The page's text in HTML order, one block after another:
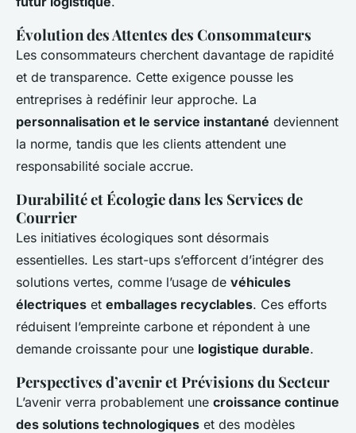
Évolution des Attentes des Consommateurs
Les consommateurs cherchent davantage de rapidité
et de transparence. Cette exigence pousse les
entreprises à redéfinir leur approche. La
personnalisation et le service instantané deviennent
la norme, tandis que les clients attendent une
responsabilité sociale accrue.
Durabilité et Écologie dans les Services de
Courrier
Les initiatives écologiques sont désormais
essentielles. Les start-ups s’efforcent d’intégrer des
solutions vertes, comme l’usage de véhicules
électriques et emballages recyclables. Ces efforts
réduisent l’empreinte carbone et répondent à une
demande croissante pour une logistique durable.
Perspectives d’avenir et Prévisions du Secteur
L’avenir verra probablement une croissance continue
des solutions technologiques et des modèles